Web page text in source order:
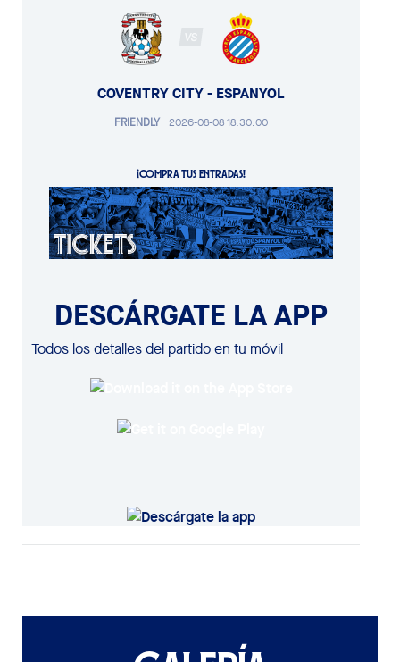
VS
COVENTRY CITY - ESPANYOL
FRIENDLY· 2026-08-08 18:30:00
¡COMPRA TUS ENTRADAS!
DESCÁRGATE LA APP
Todos los detalles del partido en tu móvil